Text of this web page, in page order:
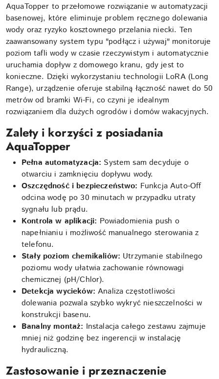
AquaTopper to przełomowe rozwiązanie w automatyzacji
basenowej, które eliminuje problem ręcznego dolewania
wody oraz ryzyko kosztownego przelania niecki. Ten
zaawansowany system typu "podłącz i używaj" monitoruje
poziom tafli wody w czasie rzeczywistym i automatycznie
uruchamia dopływ z domowego kranu, gdy jest to
konieczne. Dzięki wykorzystaniu technologii LoRA (Long
Range), urządzenie oferuje stabilną łączność nawet do 50
metrów od bramki Wi-Fi, co czyni je idealnym
rozwiązaniem dla dużych ogrodów i domów wakacyjnych.
Zalety i korzyści z posiadania
AquaTopper
Pełna automatyzacja: System sam decyduje o
otwarciu i zamknięciu dopływu wody.
Oszczędność i bezpieczeństwo: Funkcja Auto-Off
odcina wodę po 30 minutach w przypadku utraty
sygnału lub prądu.
Kontrola w aplikacji: Powiadomienia push o
napełnianiu i możliwość manualnego sterowania z
telefonu.
Stały poziom chemikaliów: Utrzymanie stabilnego
poziomu wody ułatwia zachowanie równowagi
chemicznej (pH/Chlor).
Detekcja wycieków: Analiza częstotliwości
dolewania pozwala szybko wykryć nieszczelności w
konstrukcji basenu.
Banalny montaż: Instalacja całego zestawu zajmuje
mniej niż godzinę bez ingerencji w instalację
hydrauliczną.
Zastosowanie i przeznaczenie